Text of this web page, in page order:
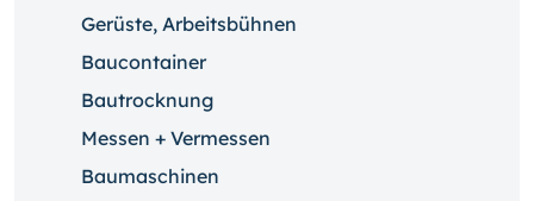
Gerüste, Arbeitsbühnen
Baucontainer
Bautrocknung
Messen + Vermessen
Baumaschinen